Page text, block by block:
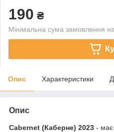
190 ₴
Мінімальна сума замовлення
Опис Характеристики
Опис
Cabernet (Каберне) 2023 - має